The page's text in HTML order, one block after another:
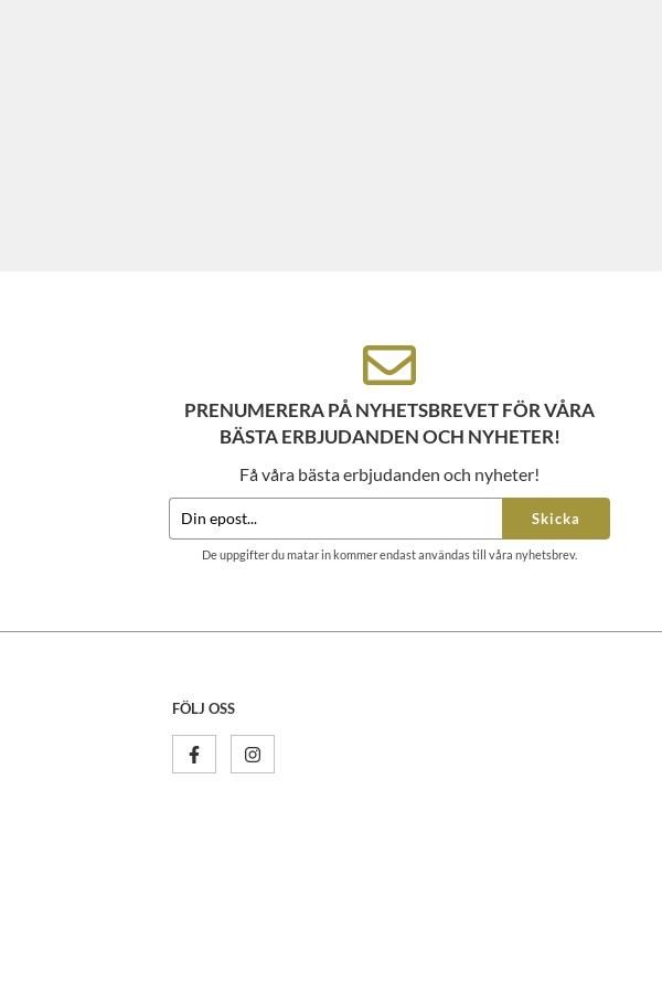
PRENUMERERA PÅ NYHETSBREVET FÖR VÅRA
BÄSTA ERBJUDANDEN OCH NYHETER!
Få våra bästa erbjudanden och nyheter!
Skicka
De uppgifter du matar in kommer endast användas till våra nyhetsbrev.
FÖLJ OSS